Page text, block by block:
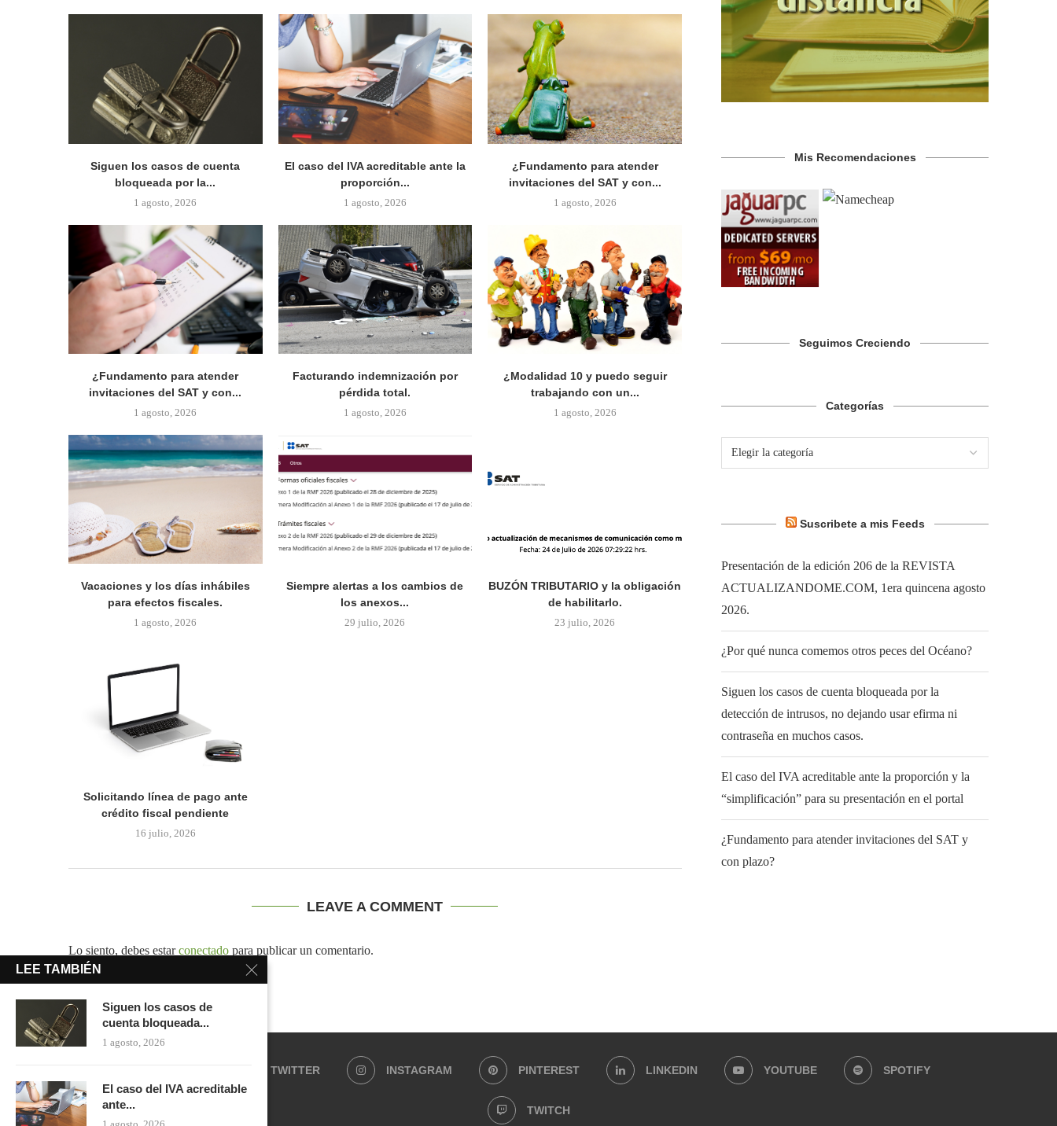
Siguen los casos de cuenta
bloqueada por la...
1 agosto, 2026
El caso del IVA acreditable ante la
proporción...
1 agosto, 2026
¿Fundamento para atender
invitaciones del SAT y con...
1 agosto, 2026
¿Fundamento para atender
invitaciones del SAT y con...
1 agosto, 2026
Facturando indemnización por
pérdida total.
1 agosto, 2026
¿Modalidad 10 y puedo seguir
trabajando con un...
1 agosto, 2026
Vacaciones y los días inhábiles
para efectos fiscales.
1 agosto, 2026
Siempre alertas a los cambios de
los anexos...
29 julio, 2026
BUZÓN TRIBUTARIO y la obligación
de habilitarlo.
23 julio, 2026
Solicitando línea de pago ante
crédito fiscal pendiente
16 julio, 2026
LEAVE A COMMENT
Lo siento, debes estarconectado para publicar un comentario.
Mis Recomendaciones
Seguimos Creciendo
Categorías
Suscribete a mis Feeds
Presentación de la edición 206 de la REVISTA
ACTUALIZANDOME.COM, 1era quincena agosto
2026.
¿Por qué nunca comemos otros peces del Océano?
Siguen los casos de cuenta bloqueada por la
detección de intrusos, no dejando usar efirma ni
contraseña en muchos casos.
El caso del IVA acreditable ante la proporción y la
“simplificación” para su presentación en el portal
¿Fundamento para atender invitaciones del SAT y
con plazo?
TWITTER INSTAGRAM PINTEREST LINKEDIN YOUTUBE SPOTIFY
TWITCH
LEE TAMBIÉN
Siguen los casos de
cuenta bloqueada...
1 agosto, 2026
El caso del IVA acreditable
ante...